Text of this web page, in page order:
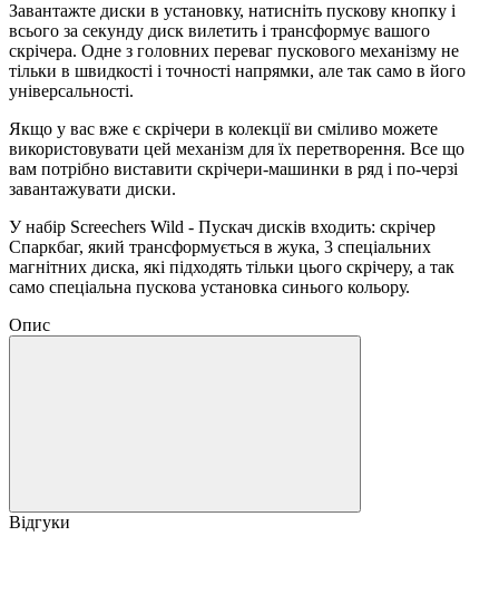
Завантажте диски в установку, натисніть пускову кнопку і
всього за секунду диск вилетить і трансформує вашого
скрічера. Одне з головних переваг пускового механізму не
тільки в швидкості і точності напрямки, але так само в його
універсальності.
Якщо у вас вже є скрічери в колекції ви сміливо можете
використовувати цей механізм для їх перетворення. Все що
вам потрібно виставити скрічери-машинки в ряд і по-черзі
завантажувати диски.
У набір Screechers Wild - Пускач дисків входить: скрічер
Спаркбаг, який трансформується в жука, 3 спеціальних
магнітних диска, які підходять тільки цього скрічеру, а так
само спеціальна пускова установка синього кольору.
Опис
Відгуки